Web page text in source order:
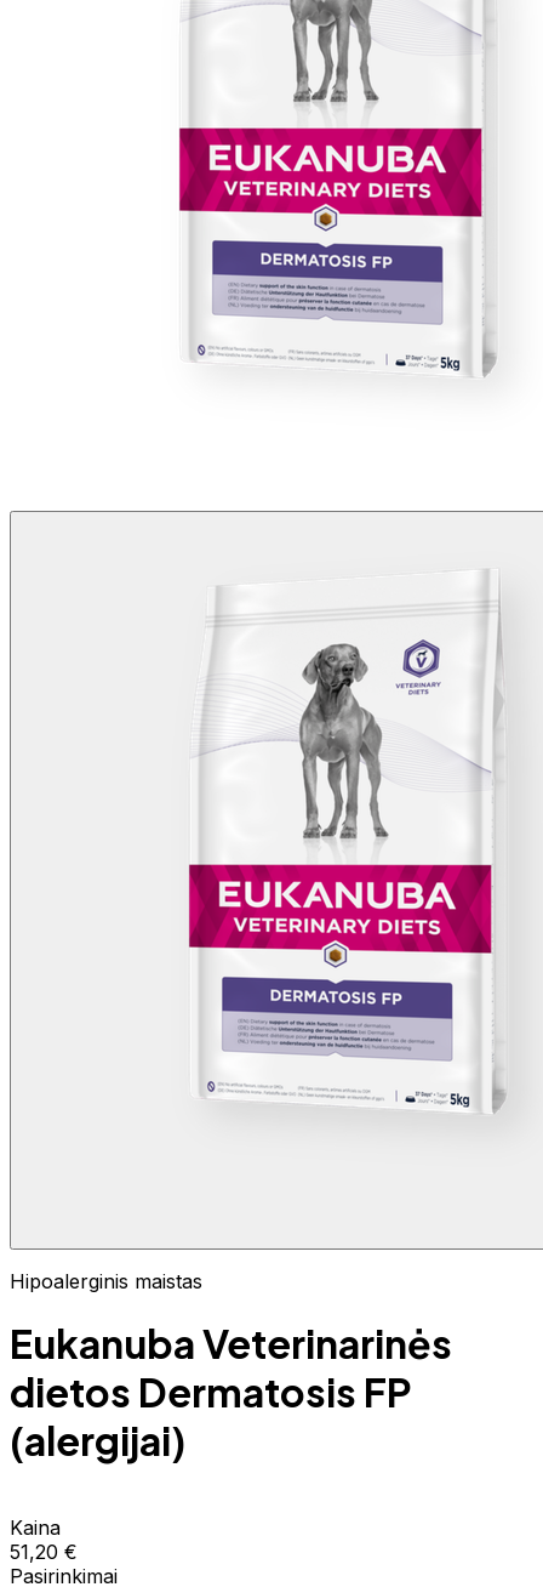
Hipoalerginis maistas
Eukanuba Veterinarinės
dietos Dermatosis FP
(alergijai)
Kaina
51,20 €
Pasirinkimai